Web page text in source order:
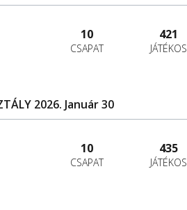
10
CSAPAT
421
JÁTÉKOS
2026. Január 30
10
CSAPAT
435
JÁTÉKOS